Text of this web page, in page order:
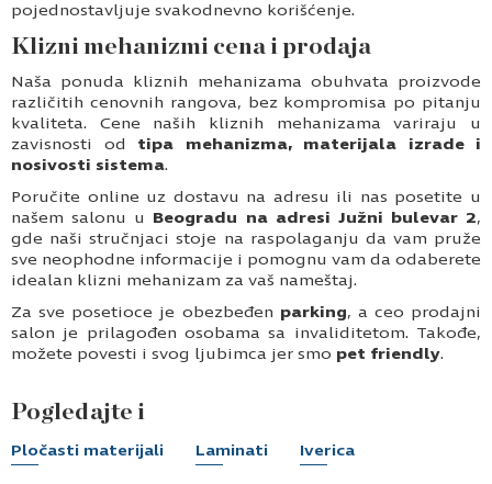
pojednostavljuje svakodnevno korišćenje.
Klizni mehanizmi cena i prodaja
Naša ponuda kliznih mehanizama obuhvata proizvode
različitih cenovnih rangova, bez kompromisa po pitanju
kvaliteta. Cene naših kliznih mehanizama variraju u
zavisnosti od tipa mehanizma, materijala izrade i
nosivosti sistema.
Poručite online uz dostavu na adresu ili nas posetite u
našem salonu u Beogradu na adresi Južni bulevar 2,
gde naši stručnjaci stoje na raspolaganju da vam pruže
sve neophodne informacije i pomognu vam da odaberete
idealan klizni mehanizam za vaš nameštaj.
Za sve posetioce je obezbeđen parking, a ceo prodajni
salon je prilagođen osobama sa invaliditetom. Takođe,
možete povesti i svog ljubimca jer smo pet friendly.
Pogledajte i
Pločasti materijali Laminati Iverica